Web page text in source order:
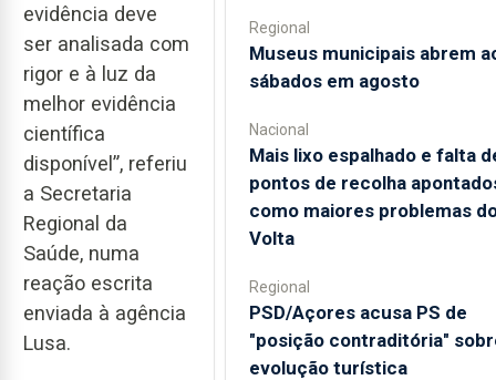
evidência deve
ser analisada com
rigor e à luz da
melhor evidência
científica
disponível”, referiu
a Secretaria
Regional da
Saúde, numa
reação escrita
enviada à agência
Lusa.
Regional
Museus municipais abrem
sábados em agosto
Nacional
Mais lixo espalhado e falta
pontos de recolha
como maiores problemas
Volta
Regional
PSD/Açores acusa PS de
"posição contraditória"
evolução turística